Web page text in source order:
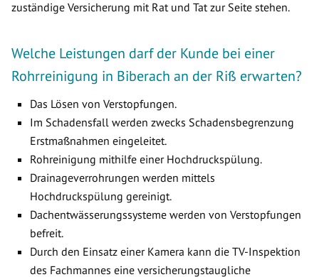
zuständige Versicherung mit Rat und Tat zur Seite stehen.
Welche Leistungen darf der Kunde bei einer
Rohrreinigung in Biberach an der Riß erwarten?
Das Lösen von Verstopfungen.
Im Schadensfall werden zwecks Schadensbegrenzung
Erstmaßnahmen eingeleitet.
Rohreinigung mithilfe einer Hochdruckspülung.
Drainageverrohrungen werden mittels
Hochdruckspülung gereinigt.
Dachentwässerungssysteme werden von Verstopfungen
befreit.
Durch den Einsatz einer Kamera kann die TV-Inspektion
des Fachmannes eine versicherungstaugliche